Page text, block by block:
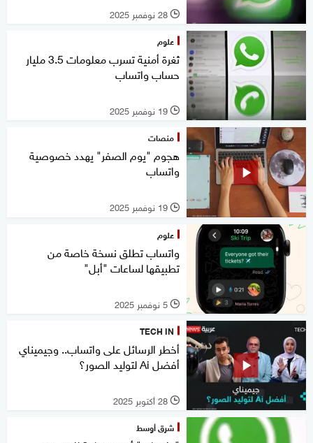
l 28 نوفمبر 2025
علوم
ثغرة أمنية تسرب معلومات 3.5 مليار
حساب واتساب
l 19 نوفمبر 2025
منصات
هجوم "يوم الصفر" يهدد خصوصية
واتساب
l 19 نوفمبر 2025
علوم
واتساب تطلق نسخة خاصة من
تطبيقها لساعات "أبل"
l 5 نوفمبر 2025
TECH IN
أخطر الرسائل على واتساب.. وجيميناي
أفضل Ai لتوليد الصور؟
l 28 أكتوبر 2025
شرق أوسط